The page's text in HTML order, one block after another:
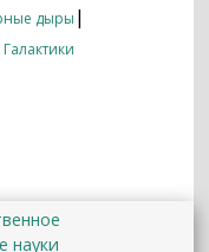
дыры |
науки